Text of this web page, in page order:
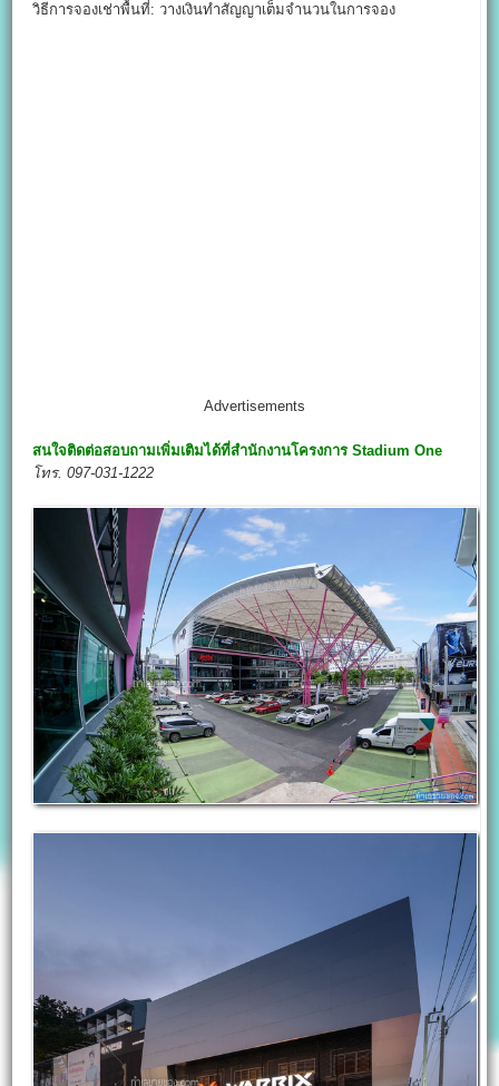
วิธีการจองเช่าพื้นที่: วางเงินทำสัญญาเต็มจำนวนในการจอง
Advertisements
สนใจติดต่อสอบถามเพิ่มเติมได้ที่สำนักงานโครงการ Stadium One
โทร. 097-031-1222